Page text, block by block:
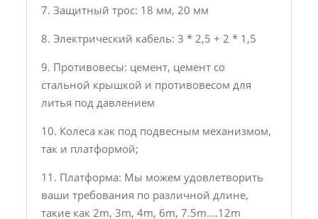
7. Защитный трос: 18 мм, 20 мм
8. Электрический кабель: 3 * 2,5 + 2 * 1,5
9. Противовесы: цемент, цемент со
стальной крышкой и противовесом для
литья под давлением
10. Колеса как под подвесным механизмом,
так и платформой;
11. Платформа: Мы можем удовлетворить
ваши требования по различной длине,
такие как 2m, 3m, 4m, 6m, 7.5m....12m